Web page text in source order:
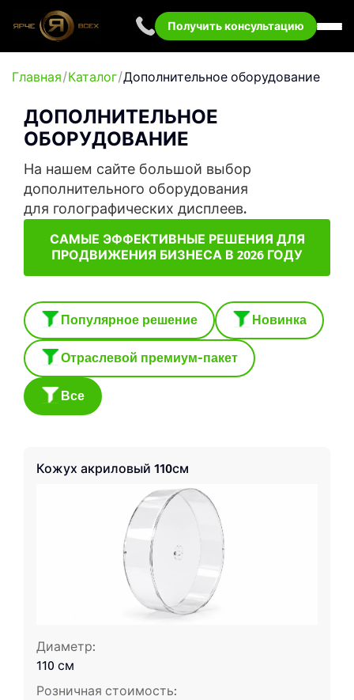
Получить консультацию
Главная Каталог Дополнительное оборудование
ДОПОЛНИТЕЛЬНОЕ
ОБОРУДОВАНИЕ
На нашем сайте большой выбор
дополнительного оборудования
для голографических дисплеев.
САМЫЕ ЭФФЕКТИВНЫЕ РЕШЕНИЯ ДЛЯ
ПРОДВИЖЕНИЯ БИЗНЕСА В 2026 ГОДУ
Популярное решение Новинка
Отраслевой премиум-пакет
Все
Кожух акриловый 110см
Диаметр:
110 см
Розничная стоимость: